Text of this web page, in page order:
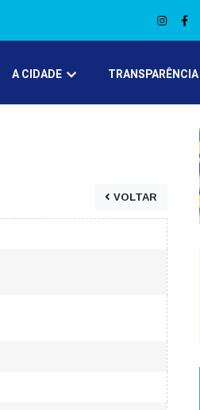
A CIDADE TRANSPARÊNCIA
VOLTAR